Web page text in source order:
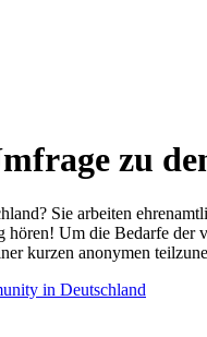
zu
Sie arbeiten
Um die Bedarfe der
kurzen anonymen
in Deutschland